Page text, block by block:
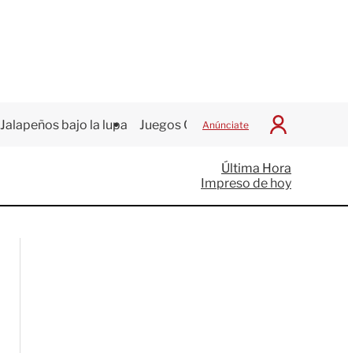
Jalapeños bajo la lupa Juegos Centroamericanos
Anúnciate
I
c
i
a
Última Hora
Impreso de hoy